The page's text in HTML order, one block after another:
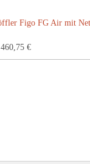
Figo FG Air mit
460,75 €